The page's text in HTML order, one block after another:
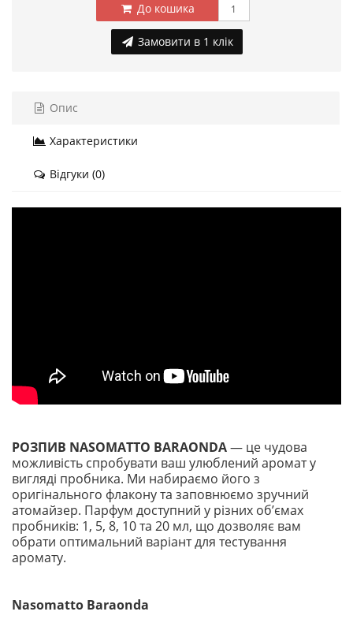
До кошика
Замовити в 1 клік
Опис
Характеристики
Відгуки (0)
РОЗПИВ NASOMATTO BARAONDA— це чудова
можливість спробувати ваш улюблений аромат у
вигляді пробника. Ми набираємо його з
оригінального флакону та заповнюємо зручний
атомайзер. Парфум доступний у різних обʼємах
пробників: 1, 5, 8, 10 та 20 мл, що дозволяє вам
обрати оптимальний варіант для тестування
аромату.
Nasomatto Baraonda